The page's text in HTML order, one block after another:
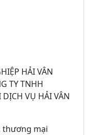
HẢI VÂN
TY TNHH
VỤ HẢI VÂN
thương mại